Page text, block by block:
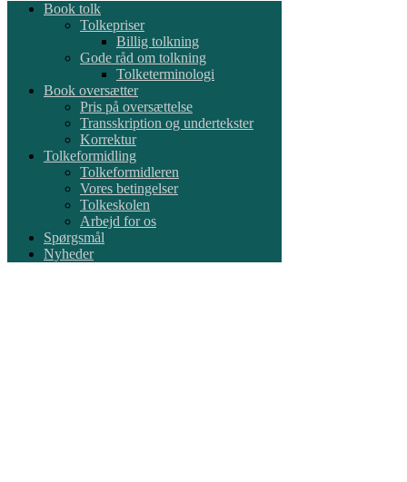
Book tolk
Tolkepriser
Billig tolkning
Gode råd om tolkning
Tolketerminologi
Book oversætter
Pris på oversættelse
Transskription og undertekster
Korrektur
Tolkeformidling
Tolkeformidleren
Vores betingelser
Tolkeskolen
Arbejd for os
Spørgsmål
Nyheder